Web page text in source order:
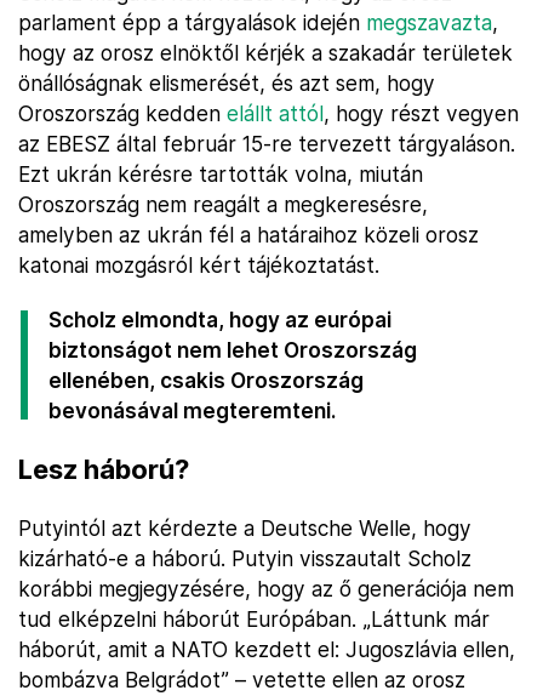
parlament épp a tárgyalások idején megszavazta,
hogy az orosz elnöktől kérjék a szakadár területek
önállóságnak elismerését, és azt sem, hogy
Oroszország kedden elállt attól, hogy részt vegyen
az EBESZ által február 15-re tervezett tárgyaláson.
Ezt ukrán kérésre tartották volna, miután
Oroszország nem reagált a megkeresésre,
amelyben az ukrán fél a határaihoz közeli orosz
katonai mozgásról kért tájékoztatást.
Scholz elmondta, hogy az európai
biztonságot nem lehet Oroszország
ellenében, csakis Oroszország
bevonásával megteremteni.
Lesz háború?
Putyintól azt kérdezte a Deutsche Welle, hogy
kizárható-e a háború. Putyin visszautalt Scholz
korábbi megjegyzésére, hogy az ő generációja nem
tud elképzelni háborút Európában. „Láttunk már
háborút, amit a NATO kezdett el: Jugoszlávia ellen,
bombázva Belgrádot” – vetette ellen az orosz